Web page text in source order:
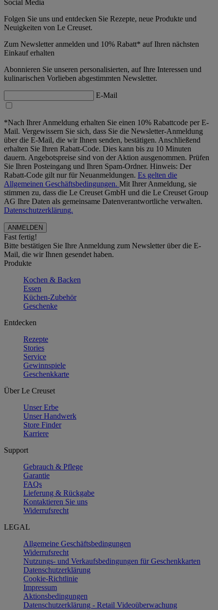
Social Media
Folgen Sie uns und entdecken Sie Rezepte, neue Produkte und
Neuigkeiten von Le Creuset.
Zum Newsletter anmelden und 10% Rabatt* auf Ihren nächsten
Einkauf erhalten
Abonnieren Sie unseren personalisierten, auf Ihre Interessen und
kulinarischen Vorlieben abgestimmten Newsletter.
E-Mail
*Nach Ihrer Anmeldung erhalten Sie einen 10% Rabattcode per E-
Mail. Vergewissern Sie sich, dass Sie die Newsletter-Anmeldung
über die E-Mail, die wir Ihnen senden, bestätigen. Anschließend
erhalten Sie Ihren Rabatt-Code. Dies kann bis zu 10 Minuten
dauern. Angebotspreise sind von der Aktion ausgenommen. Prüfen
Sie Ihren Posteingang und Ihren Spam-Ordner. Hinweis: Der
Rabatt-Code gilt nur für Neuanmeldungen. Es gelten die
Allgemeinen Geschäftsbedingungen. Mit Ihrer Anmeldung, sie
stimmen zu, dass die Le Creuset GmbH und die Le Creuset Group
AG Ihre Daten als gemeinsame Datenverantwortliche verwalten.
Datenschutzerklärung.
Fast fertig!
Bitte bestätigen Sie Ihre Anmeldung zum Newsletter über die E-
Mail, die wir Ihnen gesendet haben.
Produkte
Kochen & Backen
Essen
Küchen-Zubehör
Geschenke
Entdecken
Rezepte
Stories
Service
Gewinnspiele
Geschenkkarte
Über Le Creuset
Unser Erbe
Unser Handwerk
Store Finder
Karriere
Support
Gebrauch & Pflege
Garantie
FAQs
Lieferung & Rückgabe
Kontaktieren Sie uns
Widerrufsrecht
LEGAL
Allgemeine Geschäftsbedingungen
Widerrufsrecht
Nutzungs- und Verkaufsbedingungen für Geschenkkarten
Datenschutzerklärung
Cookie-Richtlinie
Impressum
Aktionsbedingungen
Datenschutzerklärung - Retail Videoüberwachung